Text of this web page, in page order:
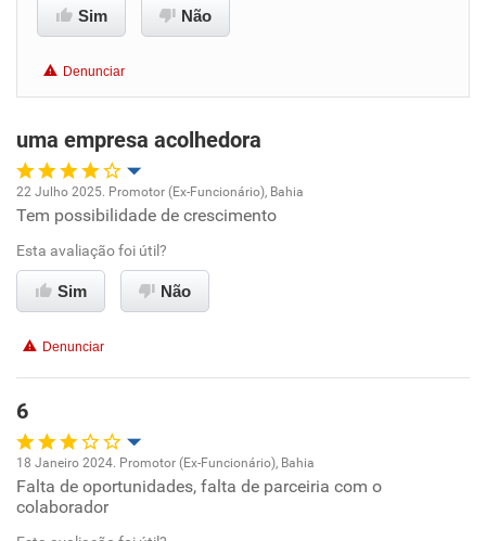
Recomenda a diretoria
Sim Não
Denunciar
uma empresa acolhedora
Oportunidade de promoção
Ambiente de trabalho
Benefícios
Recomenda esta empresa
22 Julho 2025. Promotor (Ex-Funcionário), Bahia
Tem possibilidade de crescimento
Esta avaliação foi útil?
Sim Não
Denunciar
6
Oportunidade de promoção
18 Janeiro 2024. Promotor (Ex-Funcionário), Bahia
Falta de oportunidades, falta de parceiria com o
colaborador